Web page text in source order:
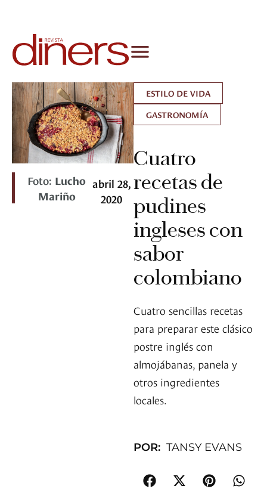
Foto: Lucho
Mariño
abril 28,
2020
ESTILO DE VIDA
GASTRONOMÍA
Cuatro
recetas de
pudines
ingleses con
sabor
colombiano
Cuatro sencillas recetas
para preparar este clásico
postre inglés con
almojábanas, panela y
otros ingredientes
locales.
POR: TANSY EVANS